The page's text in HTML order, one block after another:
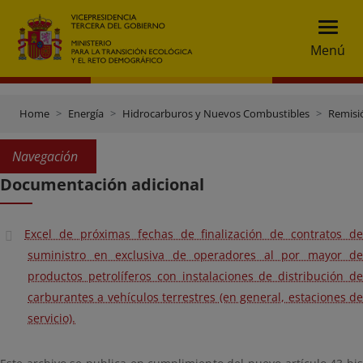
Menú
Home Energía Hidrocarburos y Nuevos Combustibles
Navegación
Documentación adicional
Excel de próximas fechas de finalización de contratos de
suministro en exclusiva de operadores al por mayor de
productos petrolíferos con instalaciones de distribución de
carburantes a vehículos terrestres (en general, estaciones de
servicio).